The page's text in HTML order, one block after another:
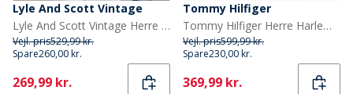
Lyle And Scott Vintage
Lyle And Scott Vintage Herre Oversized 1874 Sweatshirt Cactus Green
Vejl. pris529,99 kr.
Spare260,00 kr.
Current
269,99 kr.
Tommy Hilfiger
Tommy Hilfiger Herre Harlem Core II Træningssko Sort
Vejl. pris599,99 kr.
Spare230,00 kr.
Current
369,99 kr.